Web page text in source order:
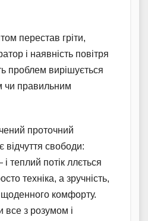
перестав гріти,
і наявність повітря
проблем вирішується
чи правильним
проточний
відчуття свободи:
теплий потік ллється
техніка, а зручність,
комфорту.
все з розумом і